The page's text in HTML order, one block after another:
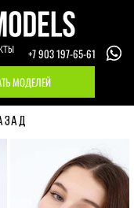
+7 903 197-65-61
МОДЕЛЕЙ